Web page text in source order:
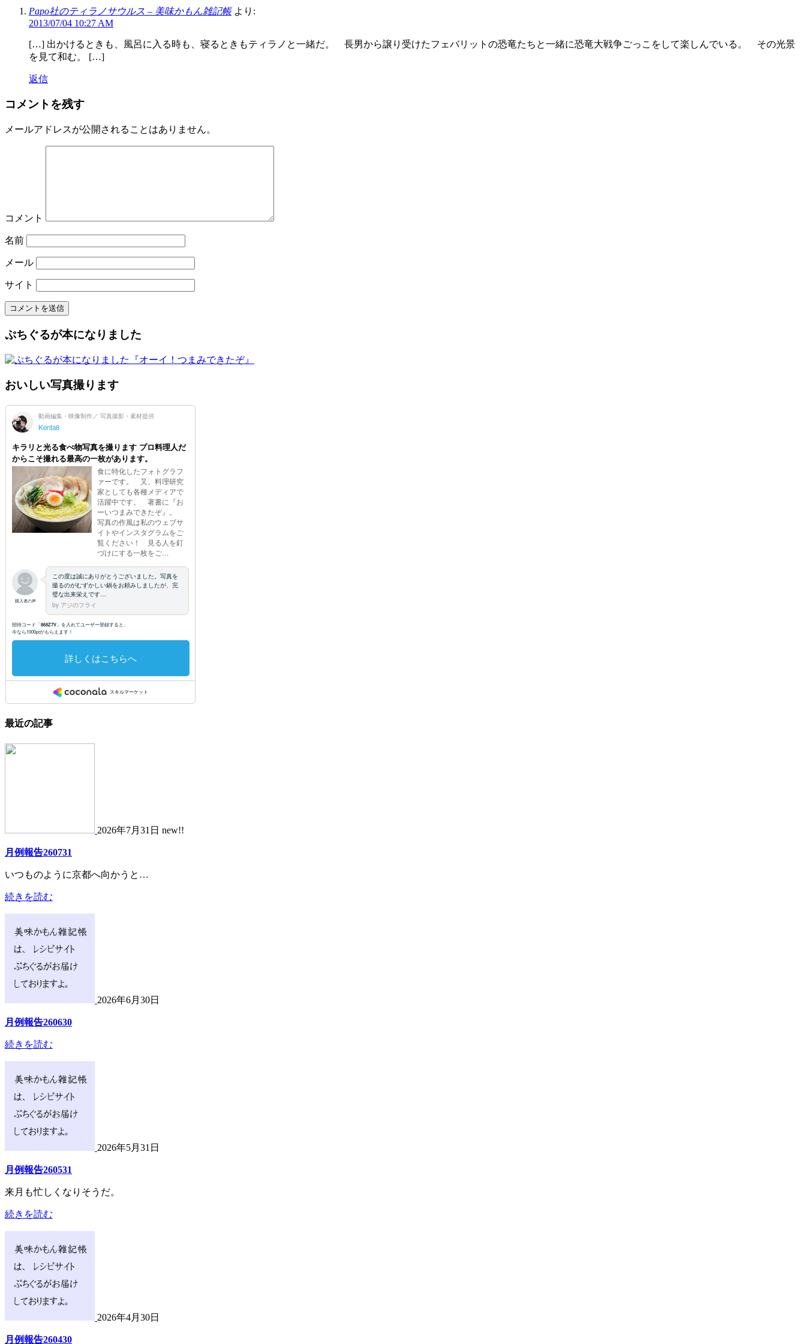
Papo社のティラノサウルス – 美味かもん雑記帳 より:
2013/07/04 10:27 AM
[…] 出かけるときも、風呂に入る時も、寝るときもティラノと一緒だ。 長男から譲り受けたフェバリットの恐竜たちと一緒に恐竜大戦争ごっこをして楽しんでいる。 その光景
を見て和む。 […]
返信
コメントを残す
メールアドレスが公開されることはありません。
コメント
名前
メール
サイト
ぷちぐるが本になりました
おいしい写真撮ります
最近の記事
2026年7月31日 new!!
月例報告260731
いつものように京都へ向かうと…
続きを読む
2026年6月30日
月例報告260630
続きを読む
2026年5月31日
月例報告260531
来月も忙しくなりそうだ。
続きを読む
2026年4月30日
月例報告260430